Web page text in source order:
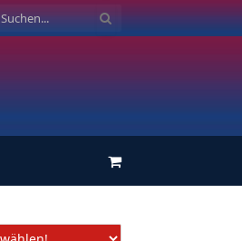
Einkaufswagen